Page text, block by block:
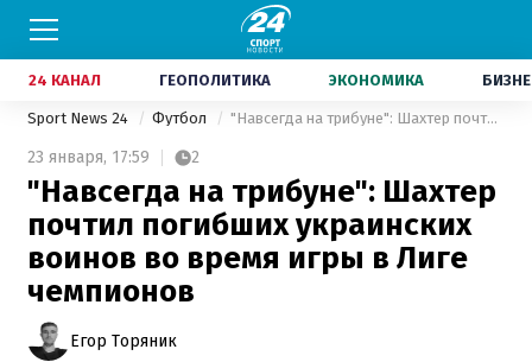
24 КАНАЛ ГЕОПОЛИТИКА ЭКОНОМИКА
Sport News 24 Футбол "Навсегда на трибуне": Шахтер почтил погибших украинских воинов во время игры в Лиге чемпионов
23 января, 17:59 2
"Навсегда на трибуне": Шахтер
почтил погибших украинских
воинов во время игры в Лиге
чемпионов
Егор Торяник